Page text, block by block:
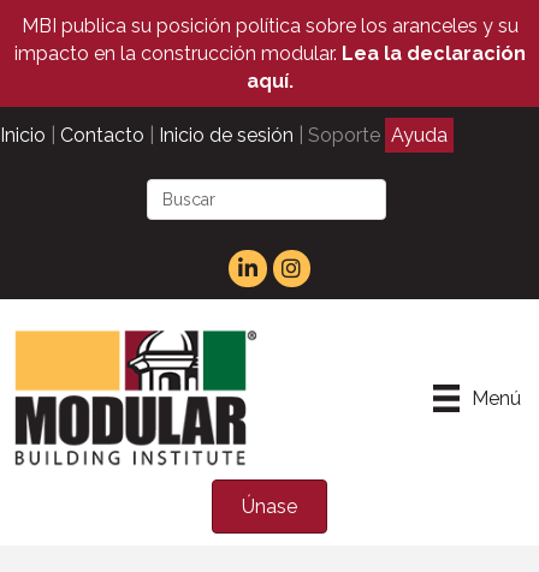
MBI publica su posición política sobre los aranceles y su
impacto en la construcción modular. Lea la declaración
aquí.
Inicio Contacto Inicio de sesión | Soporte Ayuda
Menú
Únase